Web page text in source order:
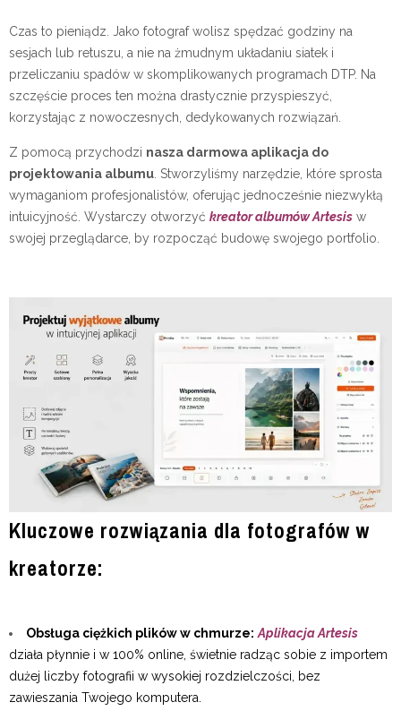
Czas to pieniądz. Jako fotograf wolisz spędzać godziny na
sesjach lub retuszu, a nie na żmudnym układaniu siatek i
przeliczaniu spadów w skomplikowanych programach DTP. Na
szczęście proces ten można drastycznie przyspieszyć,
korzystając z nowoczesnych, dedykowanych rozwiązań.
Z pomocą przychodzi nasza darmowa aplikacja do
projektowania albumu . Stworzyliśmy narzędzie, które sprosta
wymaganiom profesjonalistów, oferując jednocześnie niezwykłą
intuicyjność. Wystarczy otworzyć kreator albumów Artesis w
swojej przeglądarce, by rozpocząć budowę swojego portfolio.
Kluczowe rozwiązania dla fotografów w
kreatorze:
Obsługa ciężkich plików w chmurze: Aplikacja Artesis
działa płynnie i w 100% online, świetnie radząc sobie z importem
dużej liczby fotografii w wysokiej rozdzielczości, bez
zawieszania Twojego komputera.